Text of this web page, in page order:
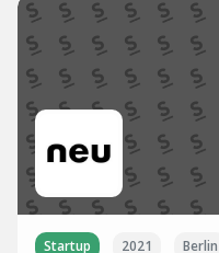
Startup 2021 Berlin